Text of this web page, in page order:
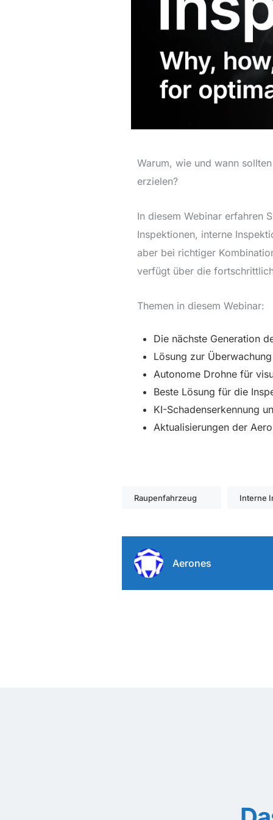
Warum, wie und wann
erzielen?
In diesem Webinar erfahren
Inspektionen, interne
aber bei richtiger
verfügt über die
Themen in diesem Webinar:
Die nächste Generation
Lösung zur
Autonome Drohne für
Beste Lösung für die
KI-Schadenserkennung
Aktualisierungen der
Raupenfahrzeug Interne
Aerones